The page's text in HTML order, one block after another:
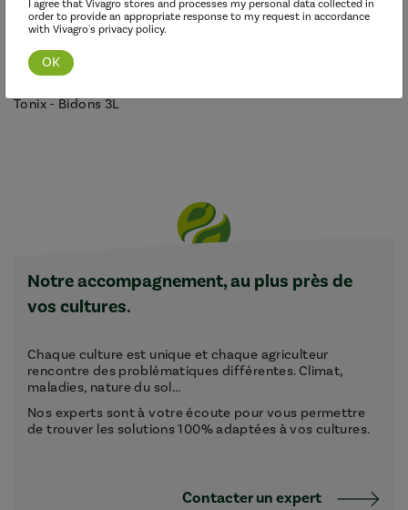
Tonix - Bidons 3L
Notre accompagnement, au plus près de
vos cultures.
Chaque culture est unique et chaque agriculteur
rencontre des problématiques différentes. Climat,
maladies, nature du sol...
Nos experts sont à votre écoute pour vous permettre
de trouver les solutions 100% adaptées à vos cultures.
Contacter un expert
I agree that Vivagro stores and processes my personal data collected in
order to provide an appropriate response to my request in accordance
with Vivagro's privacy policy.